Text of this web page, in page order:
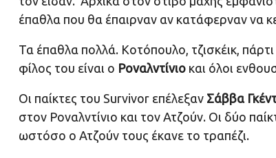
έπαθλα που θα έπαιρναν αν κατάφερναν να
Τα έπαθλα πολλά. Κοτόπουλο, τζισκέικ,
φίλος του είναι ο Ροναλντίνιο και όλοι
Οι παίκτες του Survivor επέλεξαν Σάββα
στον Ροναλντίνιο και τον Ατζούν. Οι δύο
ωστόσο ο Ατζούν τους έκανε το τραπέζι.